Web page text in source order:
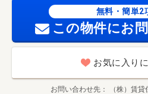
無料・簡単2
この物件にお
お気に入り
お問い合わせ先 （株）賃